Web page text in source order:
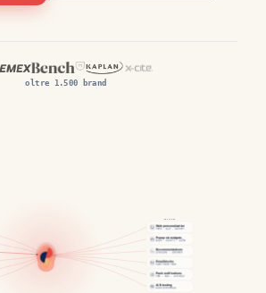
oltre 1.500 brand